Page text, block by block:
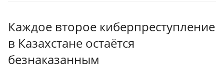
Каждое второе киберпреступление
в Казахстане остаётся
безнаказанным